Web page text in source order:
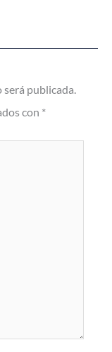
publicada.
con *